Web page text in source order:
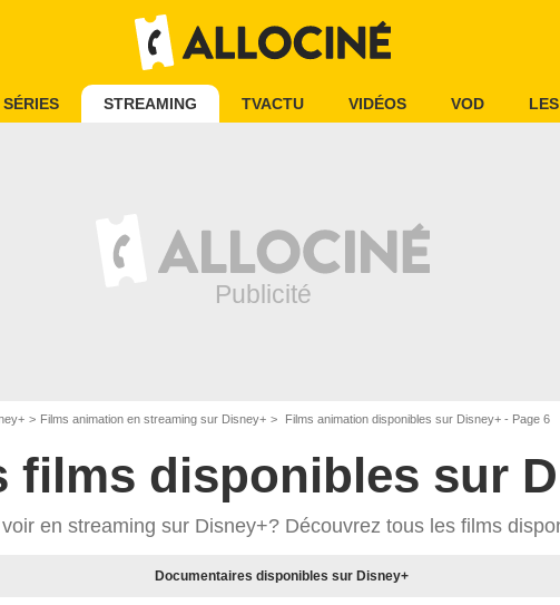
SÉRIES STREAMING TVACTU VIDÉOS VOD
Films animation en streaming sur Disney+ Films animation disponibles sur Disney+ - Page 6
films disponibles sur
en streaming sur Disney+? Découvrez tous les films
Documentaires disponibles sur Disney+